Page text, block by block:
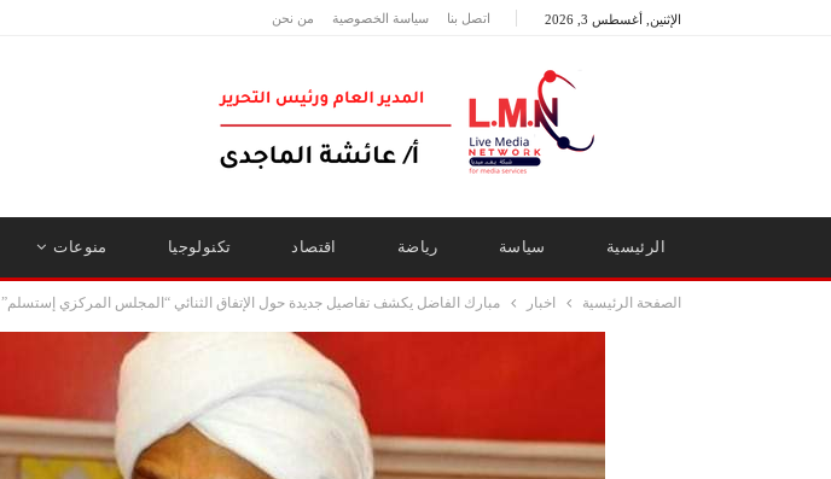
الإثنين, أغسطس 3, 2026 اتصل بنا سياسة الخصوصية من نحن
الرئيسية سياسة رياضة اقتصاد تكنولوجيا منوعات
الصفحة الرئيسية اخبار مبارك الفاضل يكشف تفاصيل جديدة حول الإتفاق الثنائي “المجلس المركزي إستسلم”